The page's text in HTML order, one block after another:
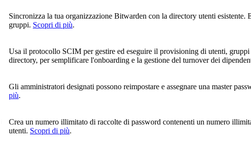
Sincronizza la tua organizzazione Bitwarden con la directory utenti
gruppi. Scopri di più.
Usa il protocollo SCIM per gestire ed eseguire il provisioning di utenti,
directory, per semplificare l'onboarding e la gestione del turnover dei
Gli amministratori designati possono reimpostare e assegnare una master
più.
Crea un numero illimitato di raccolte di password contenenti un numero
utenti. Scopri di più.